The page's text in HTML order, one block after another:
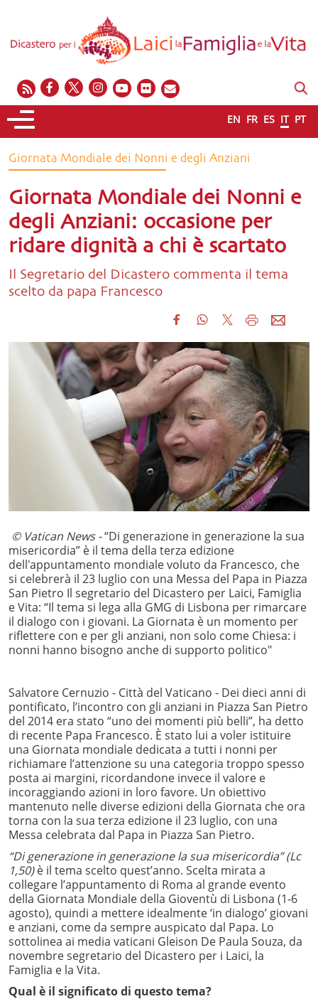
EN FR ES IT PT
Giornata Mondiale dei Nonni e degli Anziani
Giornata Mondiale dei Nonni e
degli Anziani: occasione per
ridare dignità a chi è scartato
Il Segretario del Dicastero commenta il tema
scelto da papa Francesco
© Vatican News -“Di generazione in generazione la sua
misericordia” è il tema della terza edizione
dell'appuntamento mondiale voluto da Francesco, che
si celebrerà il 23 luglio con una Messa del Papa in Piazza
San Pietro Il segretario del Dicastero per Laici, Famiglia
e Vita: “Il tema si lega alla GMG di Lisbona per rimarcare
il dialogo con i giovani. La Giornata è un momento per
riflettere con e per gli anziani, non solo come Chiesa: i
nonni hanno bisogno anche di supporto politico"
Salvatore Cernuzio - Città del Vaticano - Dei dieci anni di
pontificato, l’incontro con gli anziani in Piazza San Pietro
del 2014 era stato “uno dei momenti più belli”, ha detto
di recente Papa Francesco. È stato lui a voler istituire
una Giornata mondiale dedicata a tutti i nonni per
richiamare l’attenzione su una categoria troppo spesso
posta ai margini, ricordandone invece il valore e
incoraggiando azioni in loro favore. Un obiettivo
mantenuto nelle diverse edizioni della Giornata che ora
torna con la sua terza edizione il 23 luglio, con una
Messa celebrata dal Papa in Piazza San Pietro.
“Di generazione in generazione la sua misericordia” (Lc
1,50)è il tema scelto quest’anno. Scelta mirata a
collegare l’appuntamento di Roma al grande evento
della Giornata Mondiale della Gioventù di Lisbona (1-6
agosto), quindi a mettere idealmente ‘in dialogo’ giovani
e anziani, come da sempre auspicato dal Papa. Lo
sottolinea ai media vaticani Gleison De Paula Souza, da
novembre segretario del Dicastero per i Laici, la
Famiglia e la Vita.
Qual è il significato di questo tema?